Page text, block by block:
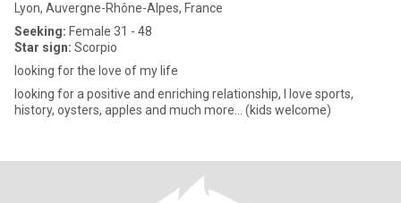
Lyon, Auvergne-Rhône-Alpes, France
Seeking: Female 31 - 48
Star sign: Scorpio
looking for the love of my life
looking for a positive and enriching relationship, I love sports,
history, oysters, apples and much more... (kids welcome)